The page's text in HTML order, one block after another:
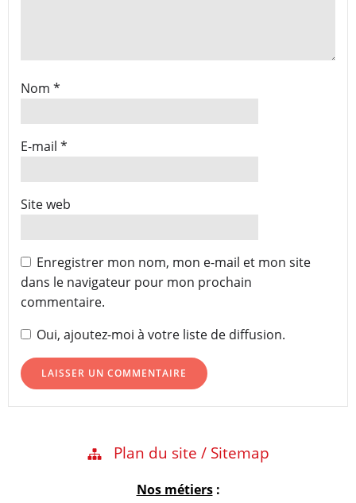
Nom *
E-mail *
Site web
Enregistrer mon nom, mon e-mail et mon site
dans le navigateur pour mon prochain
commentaire.
Oui, ajoutez-moi à votre liste de diffusion.
Plan du site / Sitemap
Nos métiers: